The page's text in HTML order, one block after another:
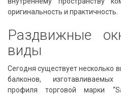
оригинальность и практичность.
Раздвижные
виды
Сегодня существует несколько
балконов,
профиля торговой марки